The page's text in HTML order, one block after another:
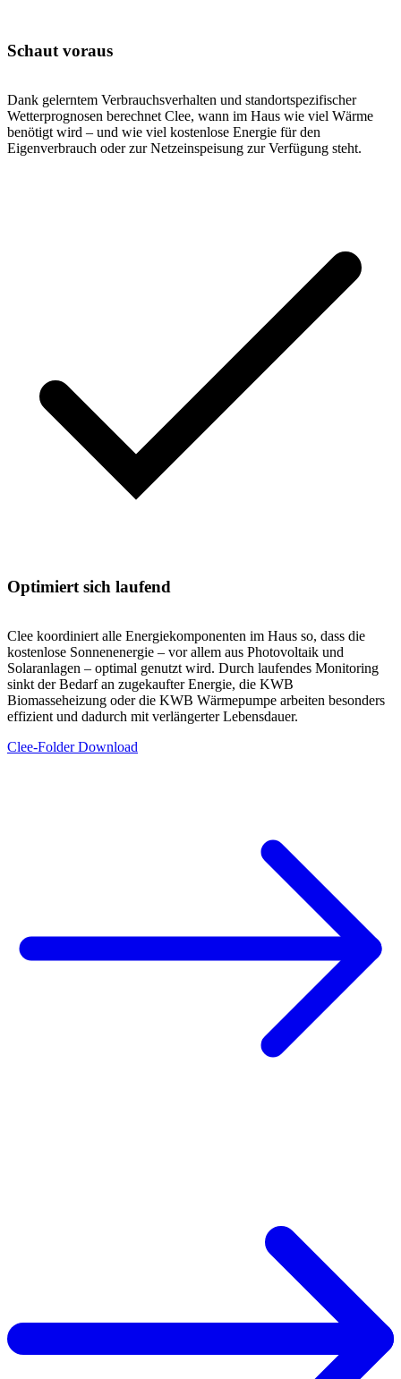
Schaut voraus
Dank gelerntem Verbrauchsverhalten und standortspezifischer
Wetterprognosen berechnet Clee, wann im Haus wie viel Wärme
benötigt wird – und wie viel kostenlose Energie für den
Eigenverbrauch oder zur Netzeinspeisung zur Verfügung steht.
Optimiert sich laufend
Clee koordiniert alle Energiekomponenten im Haus so, dass die
kostenlose Sonnenenergie – vor allem aus Photovoltaik und
Solaranlagen – optimal genutzt wird. Durch laufendes Monitoring
sinkt der Bedarf an zugekaufter Energie, die KWB
Biomasseheizung oder die KWB Wärmepumpe arbeiten besonders
effizient und dadurch mit verlängerter Lebensdauer.
Clee-Folder Download